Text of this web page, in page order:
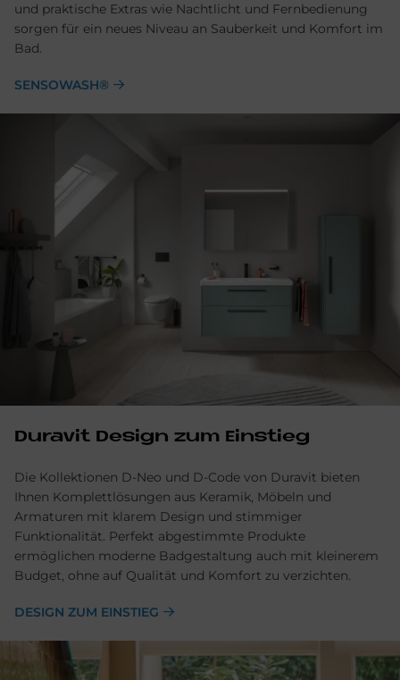
und praktische Extras wie Nachtlicht und Fernbedienung
sorgen für ein neues Niveau an Sauberkeit und Komfort im
Bad.
SENSOWASH®
Du­ra­vit De­sign zum Ein­stieg
Die Kollektionen D-Neo und D-Code von Duravit bieten
Ihnen Komplettlösungen aus Keramik, Möbeln und
Armaturen mit klarem Design und stimmiger
Funktionalität. Perfekt abgestimmte Produkte
ermöglichen moderne Badgestaltung auch mit kleinerem
Budget, ohne auf Qualität und Komfort zu verzichten.
DESIGN ZUM EINSTIEG